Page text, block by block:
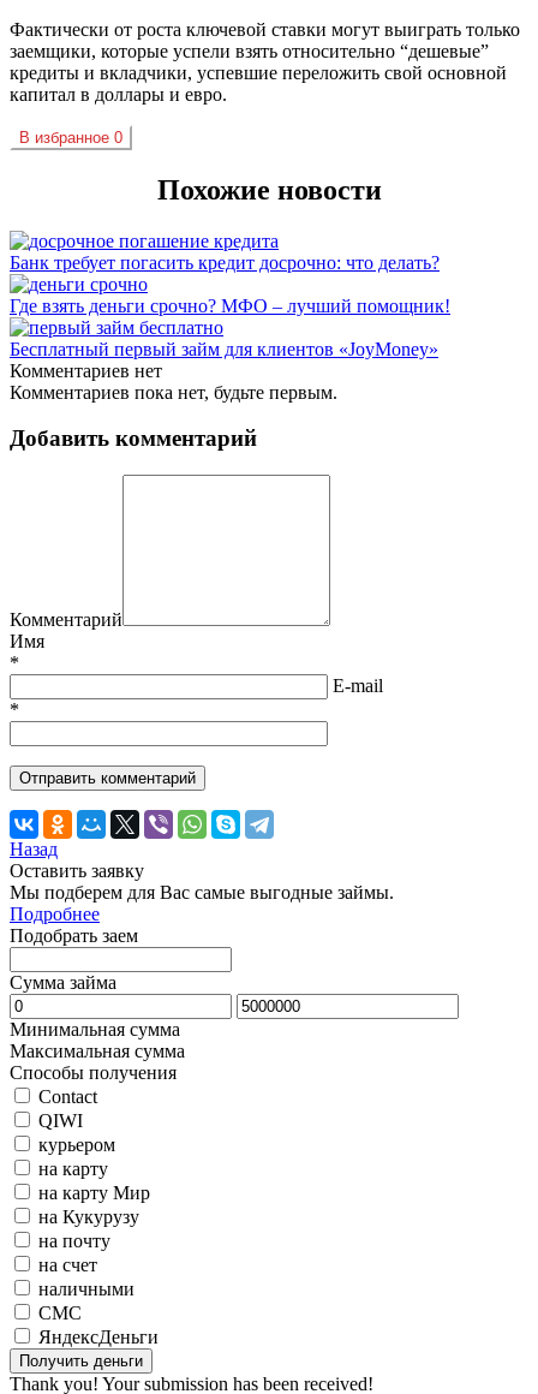
Фактически от роста ключевой ставки могут выиграть только
заемщики, которые успели взять относительно “дешевые”
кредиты и вкладчики, успевшие переложить свой основной
капитал в доллары и евро.
В избранное 0
Похожие новости
Банк требует погасить кредит досрочно: что делать?
Где взять деньги срочно? МФО – лучший помощник!
Бесплатный первый займ для клиентов «JoyMoney»
Комментариев нет
Комментариев пока нет, будьте первым.
Добавить комментарий
Комментарий
Имя
*
E-mail
*
Назад
Оставить заявку
Мы подберем для Вас самые выгодные займы.
Подробнее
Подобрать заем
Сумма займа
Минимальная сумма
Максимальная сумма
Способы получения
Contact
QIWI
курьером
на карту
на карту Мир
на Кукурузу
на почту
на счет
наличными
СМС
ЯндексДеньги
Thank you! Your submission has been received!